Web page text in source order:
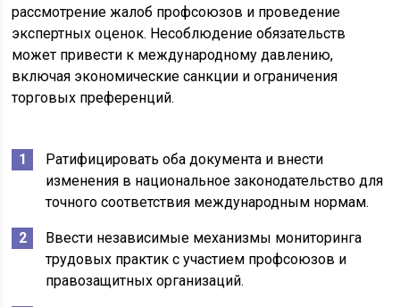
рассмотрение жалоб профсоюзов и проведение
экспертных оценок. Несоблюдение обязательств
может привести к международному давлению,
включая экономические санкции и ограничения
торговых преференций.
Ратифицировать оба документа и внести
изменения в национальное законодательство для
точного соответствия международным нормам.
Ввести независимые механизмы мониторинга
трудовых практик с участием профсоюзов и
правозащитных организаций.